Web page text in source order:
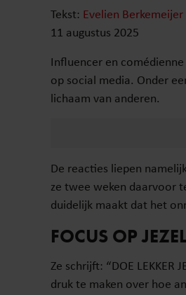
Tekst: Evelien Berkemeijer
11 augustus 2025
Influencer en
op social media. Onder
lichaam van anderen.
De reacties liepen
ze twee weken daarvoor
duidelijk maakt dat het
FOCUS OP
Ze schrijft: “DOE LEKKER
druk te maken over hoe